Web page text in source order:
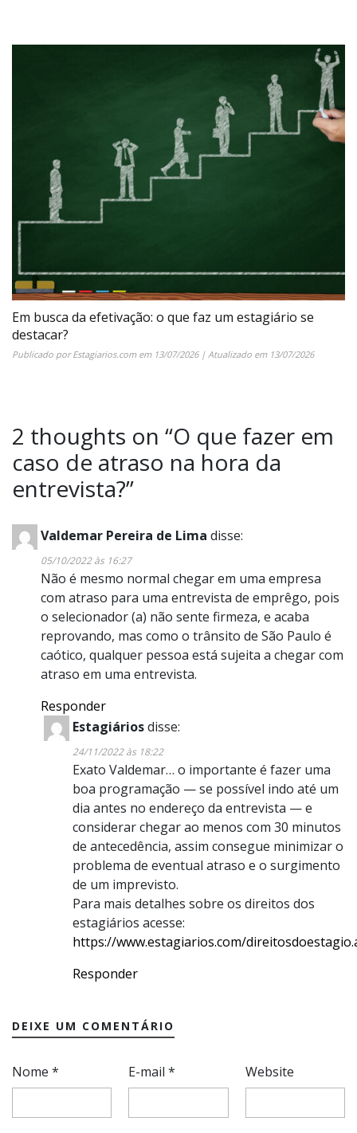
Em busca da efetivação: o que faz um estagiário se
destacar?
Publicado porEstagiarios.comem 13/07/2026| Atualizado em 13/07/2026
2 thoughts on “O que fazer em
caso de atraso na hora da
entrevista?”
Valdemar Pereira de Lima disse:
05/10/2022 às 16:27
Não é mesmo normal chegar em uma empresa
com atraso para uma entrevista de emprêgo, pois
o selecionador (a) não sente firmeza, e acaba
reprovando, mas como o trânsito de São Paulo é
caótico, qualquer pessoa está sujeita a chegar com
atraso em uma entrevista.
Responder
Estagiáriosdisse:
24/11/2022 às 18:22
Exato Valdemar… o importante é fazer uma
boa programação — se possível indo até um
dia antes no endereço da entrevista — e
considerar chegar ao menos com 30 minutos
de antecedência, assim consegue minimizar o
problema de eventual atraso e o surgimento
de um imprevisto.
Para mais detalhes sobre os direitos dos
estagiários acesse:
https://www.estagiarios.com/
Responder
DEIXE UM COMENTÁRIO
Nome * E-mail* Website